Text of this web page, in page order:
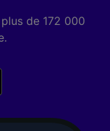
de 172 000